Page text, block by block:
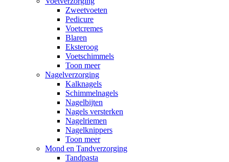
Zweetvoeten
Pedicure
Voetcremes
Blaren
Eksteroog
Voetschimmels
Toon meer
Nagelverzorging
Kalknagels
Schimmelnagels
Nagelbijten
Nagels versterken
Nagelriemen
Nagelknippers
Toon meer
Mond en Tandverzorging
Tandpasta